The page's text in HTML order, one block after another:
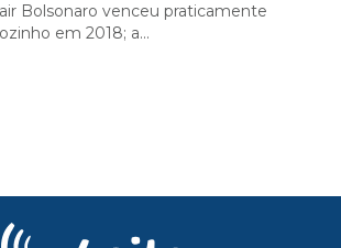
Bolsonaro venceu praticamente
em 2018; a...